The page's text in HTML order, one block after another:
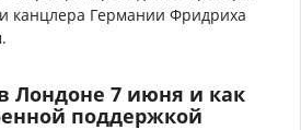
канцлера Германии Фридриха
Лондоне 7 июня и как
поддержкой